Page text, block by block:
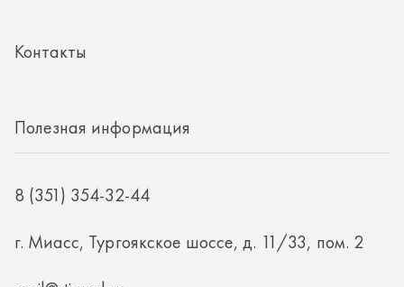
ИНН 7415101168
ОГРН 1187456037768
Политика конфиденциальности